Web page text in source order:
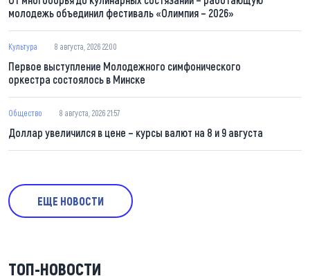
молодежь объединил фестиваль «Олимпия – 2026»
Культура 8 августа, 2026 22:00
Первое выступление Молодежного симфонического
оркестра состоялось в Минске
Общество 8 августа, 2026 21:57
Доллар увеличился в цене – курсы валют на 8 и 9 августа
ЕЩЕ НОВОСТИ
ТОП-НОВОСТИ